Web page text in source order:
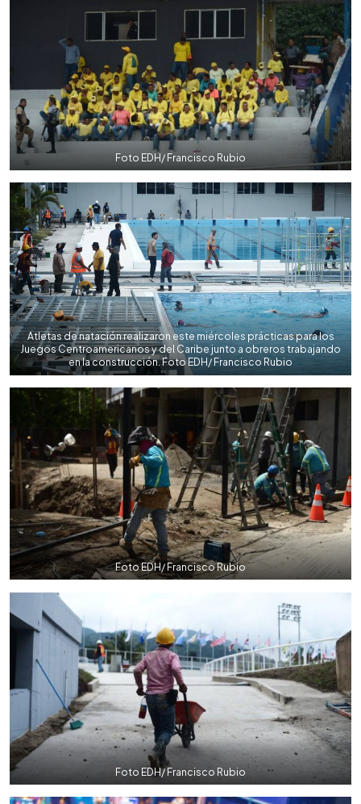
Foto EDH/ Francisco Rubio
Atletas de natación realizaron este miércoles prácticas para los
Juegos Centroamericanos y del Caribe junto a obreros trabajando
en la construcción. Foto EDH/ Francisco Rubio
Foto EDH/ Francisco Rubio
Foto EDH/ Francisco Rubio